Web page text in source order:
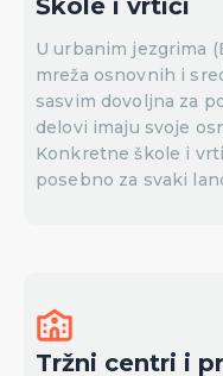
Škole i vrtići
U urbanim jezgrima
mreža osnovnih i
sasvim dovoljna za
delovi imaju svoje
Konkretne škole i
posebno za svaki
Tržni centri i